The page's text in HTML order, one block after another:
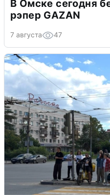
В Омске сегодня
рэпер GAZAN
7 августа 47